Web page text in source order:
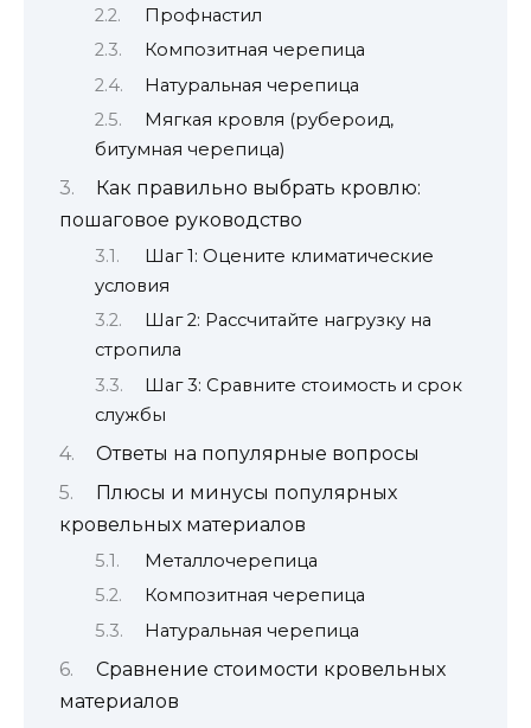
Профнастил
Композитная черепица
Натуральная черепица
Мягкая кровля (рубероид,
битумная черепица)
Как правильно выбрать кровлю:
пошаговое руководство
Шаг 1: Оцените климатические
условия
Шаг 2: Рассчитайте нагрузку на
стропила
Шаг 3: Сравните стоимость и срок
службы
Ответы на популярные вопросы
Плюсы и минусы популярных
кровельных материалов
Металлочерепица
Композитная черепица
Натуральная черепица
Сравнение стоимости кровельных
материалов